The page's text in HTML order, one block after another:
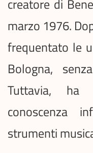
creatore di
marzo 1976.
frequentato le
Bologna,
Tuttavia, ha
conoscenza
strumenti